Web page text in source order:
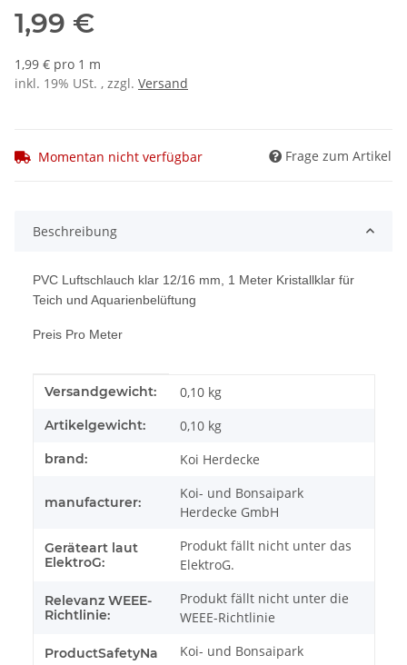
1,99 €
1,99 € pro 1 m
inkl. 19% USt. , zzgl. Versand
Momentan nicht verfügbar Frage zum Artikel
Beschreibung
PVC Luftschlauch klar 12/16 mm, 1 Meter Kristallklar für
Teich und Aquarienbelüftung
Preis Pro Meter
Produkteigenschaft
Wert
Versandgewicht: 0,10 kg
Artikelgewicht: 0,10 kg
brand: Koi Herdecke
manufacturer:
Koi- und Bonsaipark
Herdecke GmbH
Geräteart laut
ElektroG:
Produkt fällt nicht unter das
ElektroG.
Relevanz WEEE-
Richtlinie:
Produkt fällt nicht unter die
WEEE-Richtlinie
ProductSafetyNa
Koi- und Bonsaipark